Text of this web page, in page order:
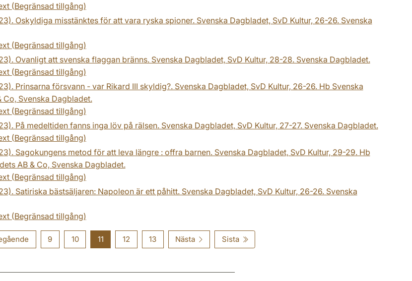
(Begränsad tillgång)
Oskyldiga misstänktes för att vara ryska spioner. Svenska Dagbladet, SvD Kultur, 26-26. Svenska
(Begränsad tillgång)
Ovanligt att svenska flaggan bränns. Svenska Dagbladet, SvD Kultur, 28-28. Svenska Dagbladet.
(Begränsad tillgång)
Prinsarna försvann - var Rikard III skyldig?. Svenska Dagbladet, SvD Kultur, 26-26. Hb Svenska
Co, Svenska Dagbladet.
(Begränsad tillgång)
På medeltiden fanns inga löv på rälsen. Svenska Dagbladet, SvD Kultur, 27-27. Svenska Dagbladet.
(Begränsad tillgång)
Sagokungens metod för att leva längre : offra barnen. Svenska Dagbladet, SvD Kultur, 29-29. Hb
AB & Co, Svenska Dagbladet.
(Begränsad tillgång)
Satiriska bästsäljaren: Napoleon är ett påhitt. Svenska Dagbladet, SvD Kultur, 26-26. Svenska
(Begränsad tillgång)
9 10 11 12 13 Nästa Sista